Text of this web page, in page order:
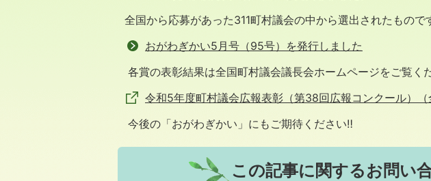
全国から応募があった311町村議会の中から選出されたもので
おがわぎかい5月号（95号）を発行しました
各賞の表彰結果は全国町村議会議長会ホームページをご覧く
令和5年度町村議会広報表彰（第38回広報コンクール）（
今後の「おがわぎかい」にもご期待ください‼
この記事に関するお問い